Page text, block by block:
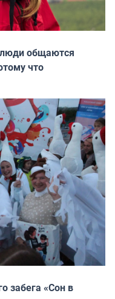
общаются
что
забега «Сон в